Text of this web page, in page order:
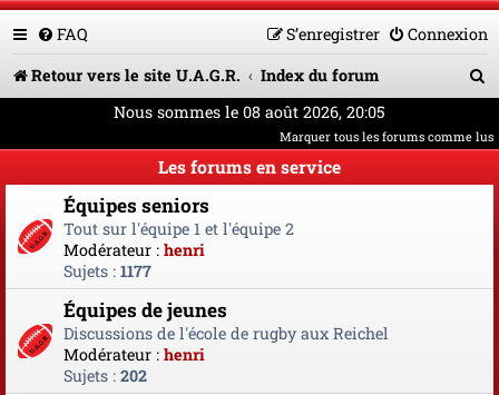
FAQ Connexion
S’enregistrer
Retour vers le site U.A.G.R.
Index du forum
c
Nous sommes le 08 août 2026, 20:05
Marquer tous les forums comme lus
Les forums en service
Équipes seniors
Tout sur l'équipe 1 et l'équipe 2
Modérateur : henri
Sujets : 1177
Équipes de jeunes
Discussions de l'école de rugby aux Reichel
Modérateur : henri
Sujets : 202